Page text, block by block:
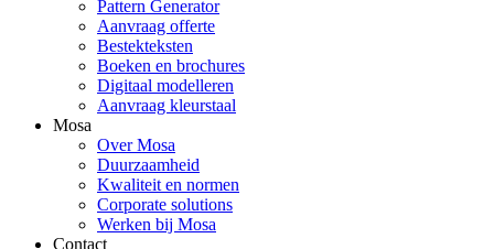
Pattern Generator
Aanvraag offerte
Bestekteksten
Boeken en brochures
Digitaal modelleren
Aanvraag kleurstaal
Mosa
Over Mosa
Duurzaamheid
Kwaliteit en normen
Corporate solutions
Werken bij Mosa
Contact